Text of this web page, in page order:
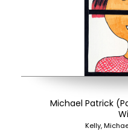
Michael Patrick
Kelly,